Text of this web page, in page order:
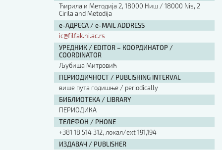
Ћирила и Методија 2, 18000 Ниш / 18000 Nis, 2
Cirila and Metodija
е-АДРЕСА / e-MAIL ADDRESS
ic@filfak.ni.ac.rs
УРЕДНИК / EDITOR – КООРДИНАТОР /
COORDINATOR
Љубиша Митровић
ПЕРИОДИЧНОСТ / PUBLISHING INTERVAL
више пута годишње / periodically
БИБЛИОТЕКА / LIBRARY
ПЕРИОДИКА
ТЕЛЕФОН / PHONE
+381 18 514 312, локал/ext 191,194
ИЗДАВАЧ / PUBLISHER